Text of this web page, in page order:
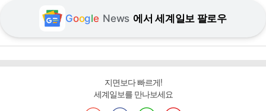
Google News 에서 세계일보 팔로우
지면보다 빠르게!
세계일보를 만나보세요